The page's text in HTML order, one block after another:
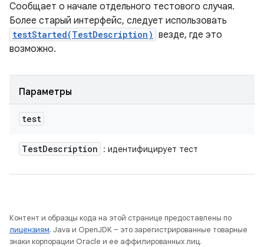
Сообщает о начале отдельного тестового случая.
Более старый интерфейс, следует использовать
testStarted(TestDescription) везде, где это
возможно.
Параметры
test
TestDescription : идентифицирует тест
Контент и образцы кода на этой странице предоставлены по
лицензиям. Java и OpenJDK – это зарегистрированные товарные
знаки корпорации Oracle и ее аффилированных лиц.